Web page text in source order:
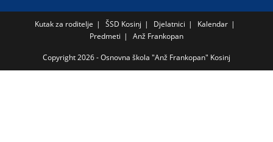
Kutak za roditelje ŠSD Kosinj Djelatnici
Kalendar
Predmeti
Anž Frankopan
Copyright 2026 - Osnovna škola "Anž Frankopan" Kosinj